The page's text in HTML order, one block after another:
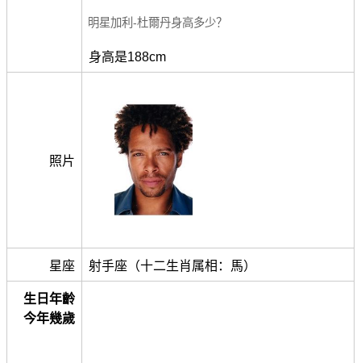
明星加利-杜爾丹身高多少？
身高是188cm
照片
星座 射手座（十二生肖属相：馬）
生日年齡
今年幾歲